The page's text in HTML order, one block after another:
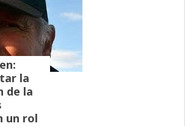
la
de la
un rol